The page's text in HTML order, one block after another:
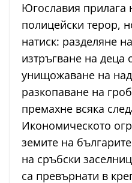
Югославия прилага
полицейски терор,
натиск: разделяне
изтръгване на деца
унищожаване на
разкопаване на
премахне всяка
Икономическото
земите на
на сръбски
са превърнати в